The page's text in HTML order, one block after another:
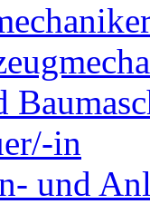
in
und